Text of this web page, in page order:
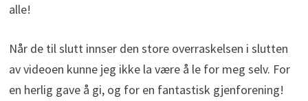
alle!
Når de til slutt innser den store overraskelsen i slutten
av videoen kunne jeg ikke la være å le for meg selv. For
en herlig gave å gi, og for en fantastisk gjenforening!